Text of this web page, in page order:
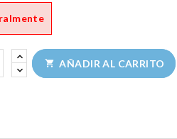
 AÑADIR AL CARRITO